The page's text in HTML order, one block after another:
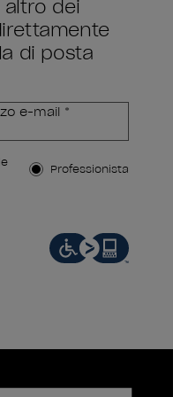
dei
di posta
e-mail *
Professionista